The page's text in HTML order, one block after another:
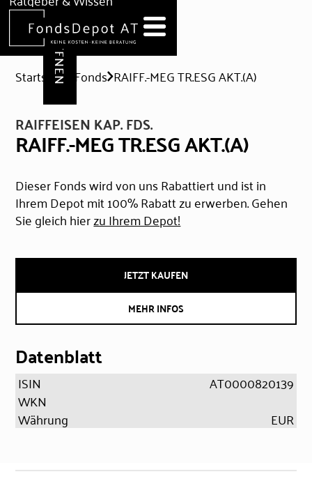
Hilfe & Formulare
DEPOT ERÖFFNEN
Startseite Fonds RAIFF.-MEG TR.ESG AKT.(A)
RAIFFEISEN KAP. FDS.
RAIFF.-MEG TR.ESG AKT.(A)
Dieser Fonds wird von uns Rabattiert und ist in
Ihrem Depot mit 100% Rabatt zu erwerben. Gehen
Sie gleich hierzu Ihrem Depot!
JETZT KAUFEN
MEHR INFOS
Datenblatt
ISIN
AT0000820139
WKN
Währung
EUR